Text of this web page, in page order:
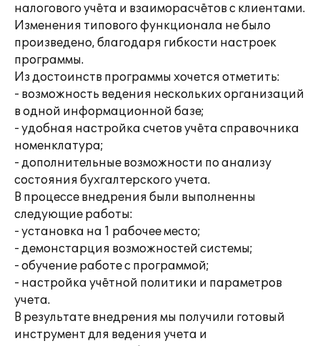
налогового учёта и взаиморасчётов с клиентами.
Изменения типового функционала не было
произведено, благодаря гибкости настроек
программы.
Из достоинств программы хочется отметить:
- возможность ведения нескольких организаций
в одной информационной базе;
- удобная настройка счетов учёта справочника
номенклатура;
- дополнительные возможности по анализу
состояния бухгалтерского учета.
В процессе внедрения были выполненны
следующие работы:
- установка на 1 рабочее место;
- демонстарция возможностей системы;
- обучение работе с программой;
- настройка учётной политики и параметров
учета.
В результате внедрения мы получили готовый
инструмент для ведения учета и